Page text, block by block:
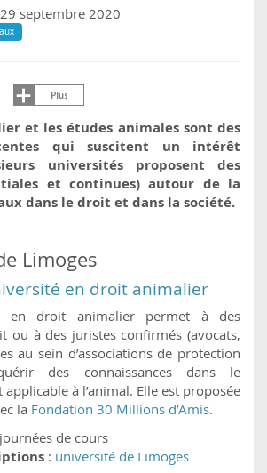
septembre 2020
et les études animales sont des
qui suscitent un intérêt
universités proposent des
et continues) autour de la
dans le droit et dans la société.
Limoges
en droit animalier
en droit animalier permet à des
ou à des juristes confirmés (avocats,
au sein d’associations de protection
des connaissances dans le
à l’animal. Elle est proposée
la Fondation 30 Millions d’Amis.
de cours
: université de Limoges